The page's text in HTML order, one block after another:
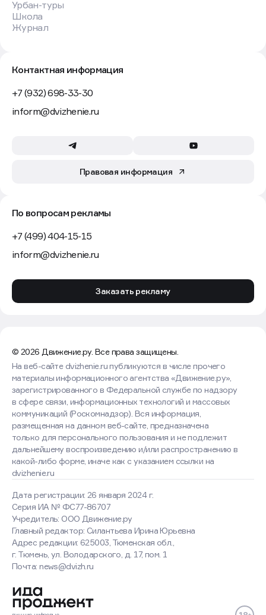
Урбан-туры
Школа
Журнал
Контактная информация
+7 (932) 698-33-30
inform@dvizhenie.ru
Правовая информация
По вопросам рекламы
+7 (499) 404-15-15
inform@dvizhenie.ru
Заказать рекламу
© 2026 Движение.ру. Все права защищены.
Дата регистрации: 26 января 2024 г.
Серия ИА № ФС77-86707
Учредитель: ООО Движение.ру
Главный редактор: Силантьева Ирина Юрьевна
Адрес редакции: 625003, Тюменская обл.,
г. Тюмень, ул. Володарского, д. 17, пом. 1
Почта: news@dvizh.ru
На веб-сайте dvizhenie.ru публикуются в числе прочего
материалы информационного агентства «Движение.ру»,
зарегистрированного в Федеральной службе по надзору
в сфере связи, информационных технологий и массовых
коммуникаций (Роскомнадзор). Вся информация,
размещенная на данном веб-сайте, предназначена
только для персонального пользования и не подлежит
дальнейшему воспроизведению и/или распространению в
какой-либо форме, иначе как с указанием ссылки на
dvizhenie.ru
Оставаясь на сайте, вы
соглашаетесь с использованием